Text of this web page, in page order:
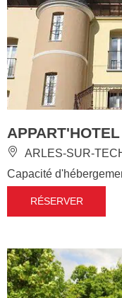
ARLES-SUR-
Capacité
RÉSERVER